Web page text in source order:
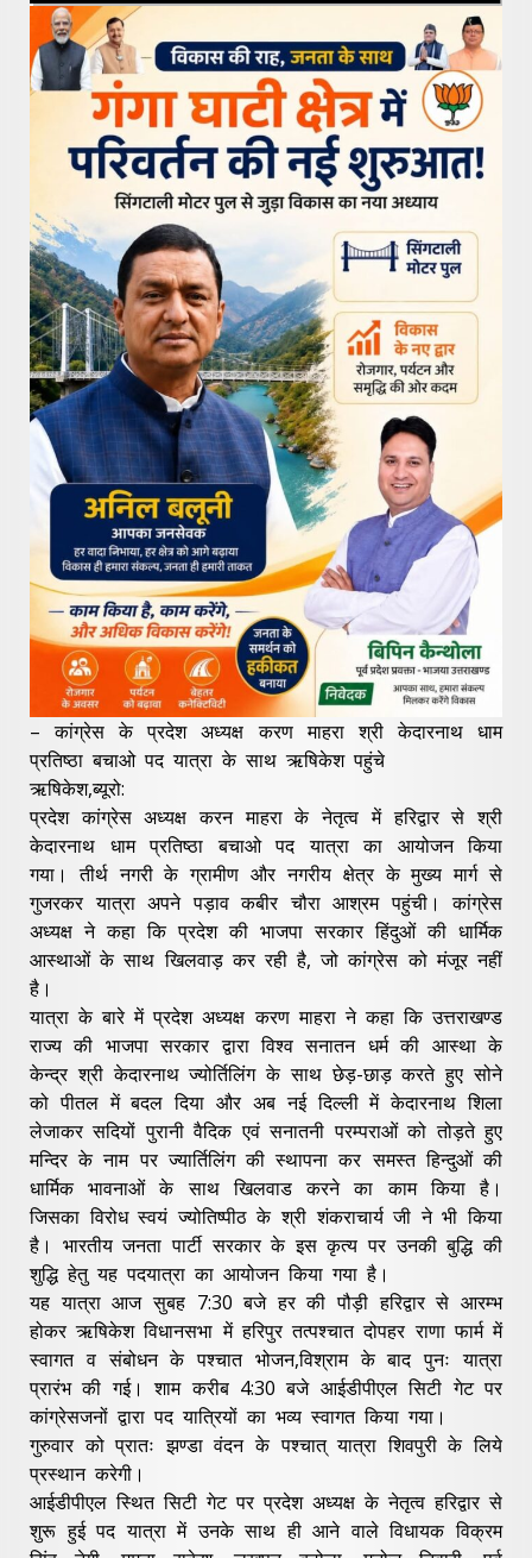
– कांग्रेस के प्रदेश अध्यक्ष करण माहरा श्री केदारनाथ धाम
प्रतिष्ठा बचाओ पद यात्रा के साथ ऋषिकेश पहुंचे
ऋषिकेश,ब्यूरो:
प्रदेश कांग्रेस अध्यक्ष करन माहरा के नेतृत्व में हरिद्वार से श्री
केदारनाथ धाम प्रतिष्ठा बचाओ पद यात्रा का आयोजन किया
गया। तीर्थ नगरी के ग्रामीण और नगरीय क्षेत्र के मुख्य मार्ग से
गुजरकर यात्रा अपने पड़ाव कबीर चौरा आश्रम पहुंची। कांग्रेस
अध्यक्ष ने कहा कि प्रदेश की भाजपा सरकार हिंदुओं की धार्मिक
आस्थाओं के साथ खिलवाड़ कर रही है, जो कांग्रेस को मंजूर नहीं
है।
यात्रा के बारे में प्रदेश अध्यक्ष करण माहरा ने कहा कि उत्तराखण्ड
राज्य की भाजपा सरकार द्वारा विश्व सनातन धर्म की आस्था के
केन्द्र श्री केदारनाथ ज्योर्तिलिंग के साथ छेड़-छाड़ करते हुए सोने
को पीतल में बदल दिया और अब नई दिल्ली में केदारनाथ शिला
लेजाकर सदियों पुरानी वैदिक एवं सनातनी परम्पराओं को तोड़ते हुए
मन्दिर के नाम पर ज्यार्तिलिंग की स्थापना कर समस्त हिन्दुओं की
धार्मिक भावनाओं के साथ खिलवाड करने का काम किया है।
जिसका विरोध स्वयं ज्योतिष्पीठ के श्री शंकराचार्य जी ने भी किया
है। भारतीय जनता पार्टी सरकार के इस कृत्य पर उनकी बुद्धि की
शुद्धि हेतु यह पदयात्रा का आयोजन किया गया है।
यह यात्रा आज सुबह 7:30 बजे हर की पौड़ी हरिद्वार से आरम्भ
होकर ऋषिकेश विधानसभा में हरिपुर तत्पश्चात दोपहर राणा फार्म में
स्वागत व संबोधन के पश्चात भोजन,विश्राम के बाद पुनः यात्रा
प्रारंभ की गई। शाम करीब 4:30 बजे आईडीपीएल सिटी गेट पर
कांग्रेसजनों द्वारा पद यात्रियों का भव्य स्वागत किया गया।
गुरुवार को प्रातः झण्डा वंदन के पश्चात् यात्रा शिवपुरी के लिये
प्रस्थान करेगी।
आईडीपीएल स्थित सिटी गेट पर प्रदेश अध्यक्ष के नेतृत्व हरिद्वार से
शुरू हुई पद यात्रा में उनके साथ ही आने वाले विधायक विक्रम